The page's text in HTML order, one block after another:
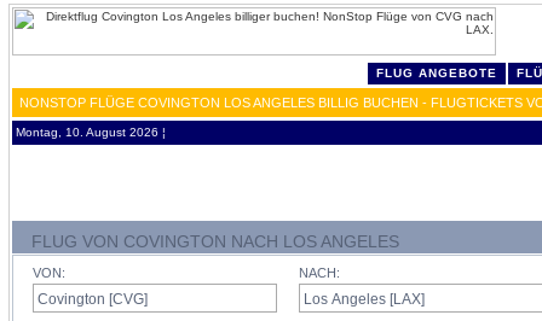
FLUG ANGEBOTE
NONSTOP FLÜGE COVINGTON LOS ANGELES BILLIG BUCHEN - FLUGTICKETS
Montag, 10. August 2026 ¦
FLUG VON COVINGTON NACH LOS ANGELES
VON: NACH: